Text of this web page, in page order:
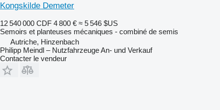
Kongskilde Demeter
12 540 000 CDF 4 800 € ≈ 5 546 $US
Semoirs et planteuses mécaniques - combiné de semis
Autriche, Hinzenbach
Philipp Meindl – Nutzfahrzeuge An- und Verkauf
Contacter le vendeur